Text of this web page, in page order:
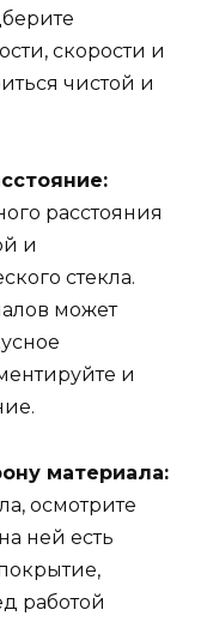
скорости и
чистой и
расстояния
и
стекла.
может
и
материала:
осмотрите
ней есть
работой